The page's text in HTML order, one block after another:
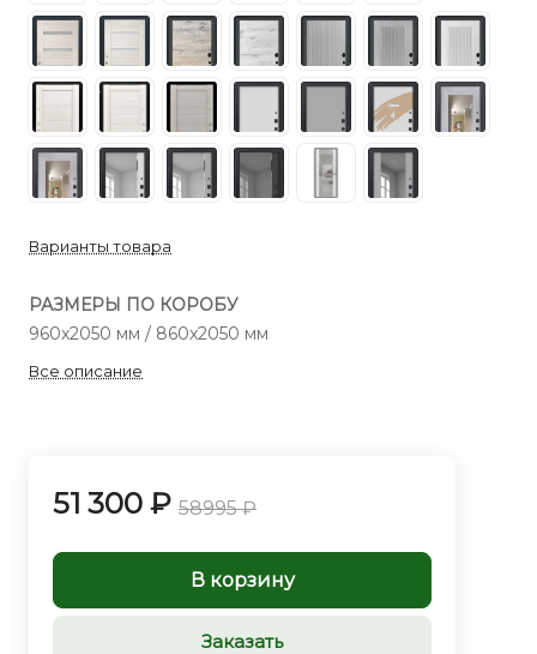
Варианты товара
РАЗМЕРЫ ПО КОРОБУ
960x2050 мм / 860x2050 мм
Все описание
51 300 ₽ 58995 ₽
В корзину
Заказать